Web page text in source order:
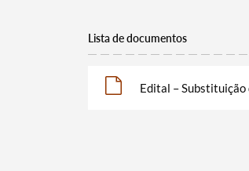
Lista de documentos
Edital – Substituição